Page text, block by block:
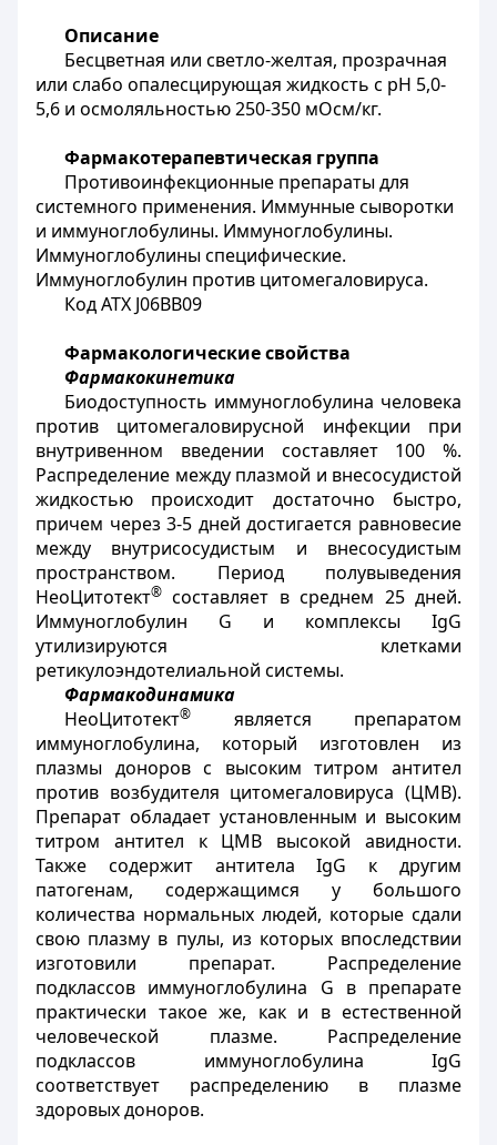
Описание
Бесцветная или светло-желтая, прозрачная
или слабо опалесцирующая жидкость с рН 5,0-
5,6 и осмоляльностью 250-350 мОсм/кг.
Фармакотерапевтическая группа
Противоинфекционные препараты для
системного применения. Иммунные сыворотки
и иммуноглобулины. Иммуноглобулины.
Иммуноглобулины специфические.
Иммуноглобулин против цитомегаловируса.
Код АТХ J06BB09
Фармакологические свойства
Фармакокинетика
Биодоступность иммуноглобулина человека
против цитомегаловирусной инфекции при
внутривенном введении составляет 100 %.
Распределение между плазмой и внесосудистой
жидкостью происходит достаточно быстро,
причем через 3-5 дней достигается равновесие
между внутрисосудистым и внесосудистым
пространством. Период полувыведения
НеоЦитотект® составляет в среднем 25 дней.
Иммуноглобулин G и комплексы IgG
утилизируются клетками
ретикулоэндотелиальной системы.
Фармакодинамика
НеоЦитотект®
является препаратом
иммуноглобулина, который изготовлен из
плазмы доноров с высоким титром антител
против возбудителя цитомегаловируса (ЦМВ).
Препарат обладает установленным и высоким
титром антител к ЦМВ высокой авидности.
Также содержит антитела IgG к другим
патогенам, содержащимся у большого
количества нормальных людей, которые сдали
свою плазму в пулы, из которых впоследствии
изготовили препарат. Распределение
подклассов иммуноглобулина G в препарате
практически такое же, как и в естественной
человеческой плазме. Распределение
подклассов иммуноглобулина IgG
соответствует распределению в плазме
здоровых доноров.